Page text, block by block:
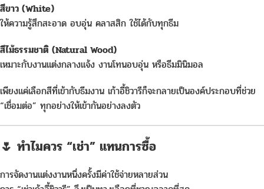
สีขาว (White)
ให้ความรู้สึกสะอาด อบอุ่น คลาสสิก ใช้ได้กับทุกธีม
สีไม้ธรรมชาติ (Natural Wood)
เหมาะกับงานแต่งกลางแจ้ง งานโทนอบอุ่น หรือธีมมินิมอล
เพียงแค่เลือกสีที่เข้ากับธีมงาน เก้าอี้ชิวารีก็จะกลายเป็นองค์ประกอบที่ช่วย
“เชื่อมต่อ” ทุกอย่างให้เข้ากันอย่างลงตัว
🌷 ทำไมควร “เช่า” แทนการซื้อ
การจัดงานแต่งงานหนึ่งครั้งมีค่าใช้จ่ายหลายส่วน